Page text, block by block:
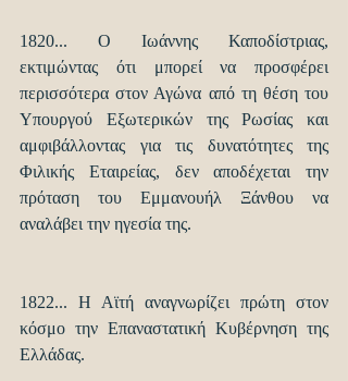
1820... Ο Ιωάννης Καποδίστριας,
εκτιμώντας ότι μπορεί να προσφέρει
περισσότερα στον Αγώνα από τη θέση του
Υπουργού Εξωτερικών της Ρωσίας και
αμφιβάλλοντας για τις δυνατότητες της
Φιλικής Εταιρείας, δεν αποδέχεται την
πρόταση του Εμμανουήλ Ξάνθου να
αναλάβει την ηγεσία της.
1822... Η Αϊτή αναγνωρίζει πρώτη στον
κόσμο την Επαναστατική Κυβέρνηση της
Ελλάδας.